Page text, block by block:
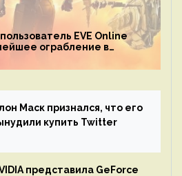
EVE Online
ограбление в
Маск признался, что его
купить Twitter
представила GeForce